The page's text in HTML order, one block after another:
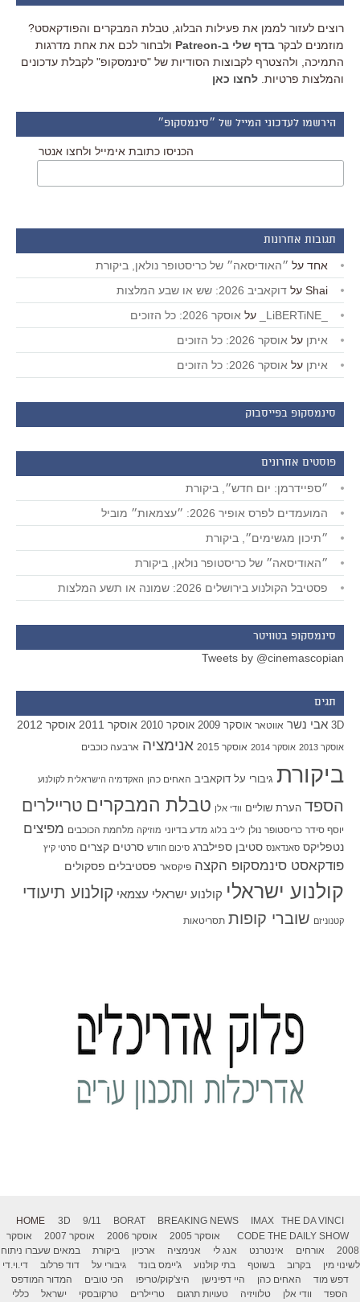
רוצים לעזור לממן את פעילות הבלוג, טבלת המבקרים והפודקאסט?
מוזמנים לבקר בדף שלי ב-Patreon
ולבחור לכם את אחת מדרגות
התמיכה, ולהצטרף לקבוצות הסודיות של "סינמסקופ" לקבלת עדכונים
והמלצות פרטיות. לחצו כאן
הירשמו לעדכוני המייל של ״סינמסקופ״
הכניסו כתובת אימייל ולחצו אנטר
תגובות אחרונות
אחד על ״האודיסאה״ של כריסטופר נולאן, ביקורת
Shai על דוקאביב 2026: שש או שבע המלצות
על אוסקר 2026: כל הזוכים
איתן על אוסקר 2026: כל הזוכים
איתן על אוסקר 2026: כל הזוכים
סינמסקופ בפייסבוק
פוסטים אחרונים
״ספיידרמן: יום חדש״, ביקורת
המועמדים לפרס אופיר 2026: ״עצמאות״ מוביל
״תיכון מגשימים״, ביקורת
״האודיסאה״ של כריסטופר נולאן, ביקורת
פסטיבל הקולנוע בירושלים 2026: שמונה או תשע המלצות
סינמסקופ בטוויטר
Tweets by @cinemascopian
תגים
3D אבי נשר אווטאר אוסקר 2009 אוסקר 2010 אוסקר 2011 אוסקר 2012
אוסקר 2013 אוסקר 2014 אוסקר 2015 אנימציה ארבעה כוכבים
ביקורת גיבורי על דוקאביב האחים כהן האקדמיה הישראלית לקולנוע
הספד הערת שוליים וודי אלן טבלת המבקרים טריילרים
יוסף סידר כריסטופר נולן לייב בלוג מדע בדיוני מוזיקה מלחמת הכוכבים מפיצים
נטפליקס סאנדאנס סטיבן ספילברג סיכום חודש סרטים קצרים סרטי קיץ
פודקאסט סינמסקופ הקצה פיקסאר פסטיבלים פסקולים
קולנוע ישראלי קולנוע ישראלי עצמאי קולנוע תיעודי
קטנוניזם שוברי קופות תסריטאות
HOME 3D 9/11 BORAT BREAKING NEWS IMAX
THE DA VINCI
CODE THE DAILY SHOW אוסקר 2005 אוסקר 2006 אוסקר 2007
אוסקר
2008
אורחים אינטרנט אנג לי אנימציה ארכיון ביקורת
במאים שעברו ניתוח
לשינוי מין
בקרוב בשוטף בתי קולנוע ג'יימס בונד גיבורי על דוד פרלוב
די.וי.די
דפש מוד
האחים כהן היי דפינישן היצ'קוק/טריפו הכי טובים
המדור המודפס
הספד
וודי אלן טלוויזיה טעויות תרגום טריילרים טרקובסקי ישראל כללי